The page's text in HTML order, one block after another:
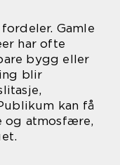
Gamle
har ofte
bygg eller
blir
kan få
og atmosfære,